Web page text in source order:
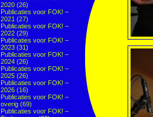
2020 (26)
Publicaties voor FOK! –
2021 (27)
Publicaties voor FOK! –
2022 (29)
Publicaties voor FOK! –
2023 (31)
Publicaties voor FOK! –
2024 (26)
Publicaties voor FOK! –
2025 (26)
Publicaties voor FOK! –
2026 (16)
Publicaties voor FOK! –
overig (69)
Publicaties voor FOK! –